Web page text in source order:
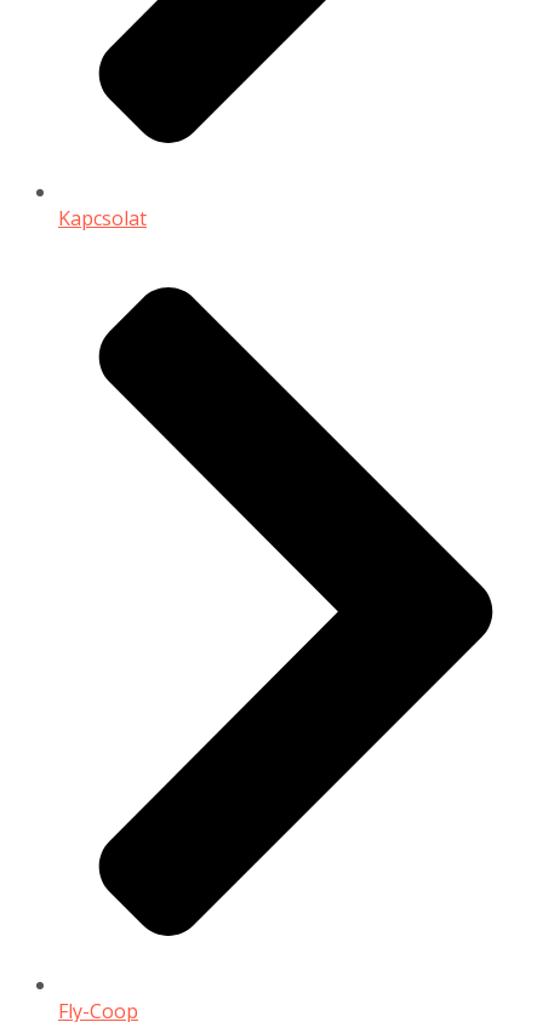
Kapcsolat
Fly-Coop